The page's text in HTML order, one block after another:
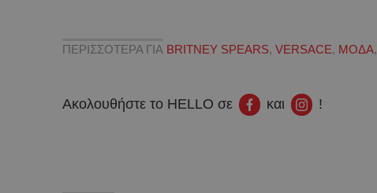
ΠΕΡΙΣΣΟΤΕΡΑ ΓΙΑ BRITNEY SPEARS, VERSACE, ΜΟΔΑ,
Ακολουθήστε το HELLO σε και !